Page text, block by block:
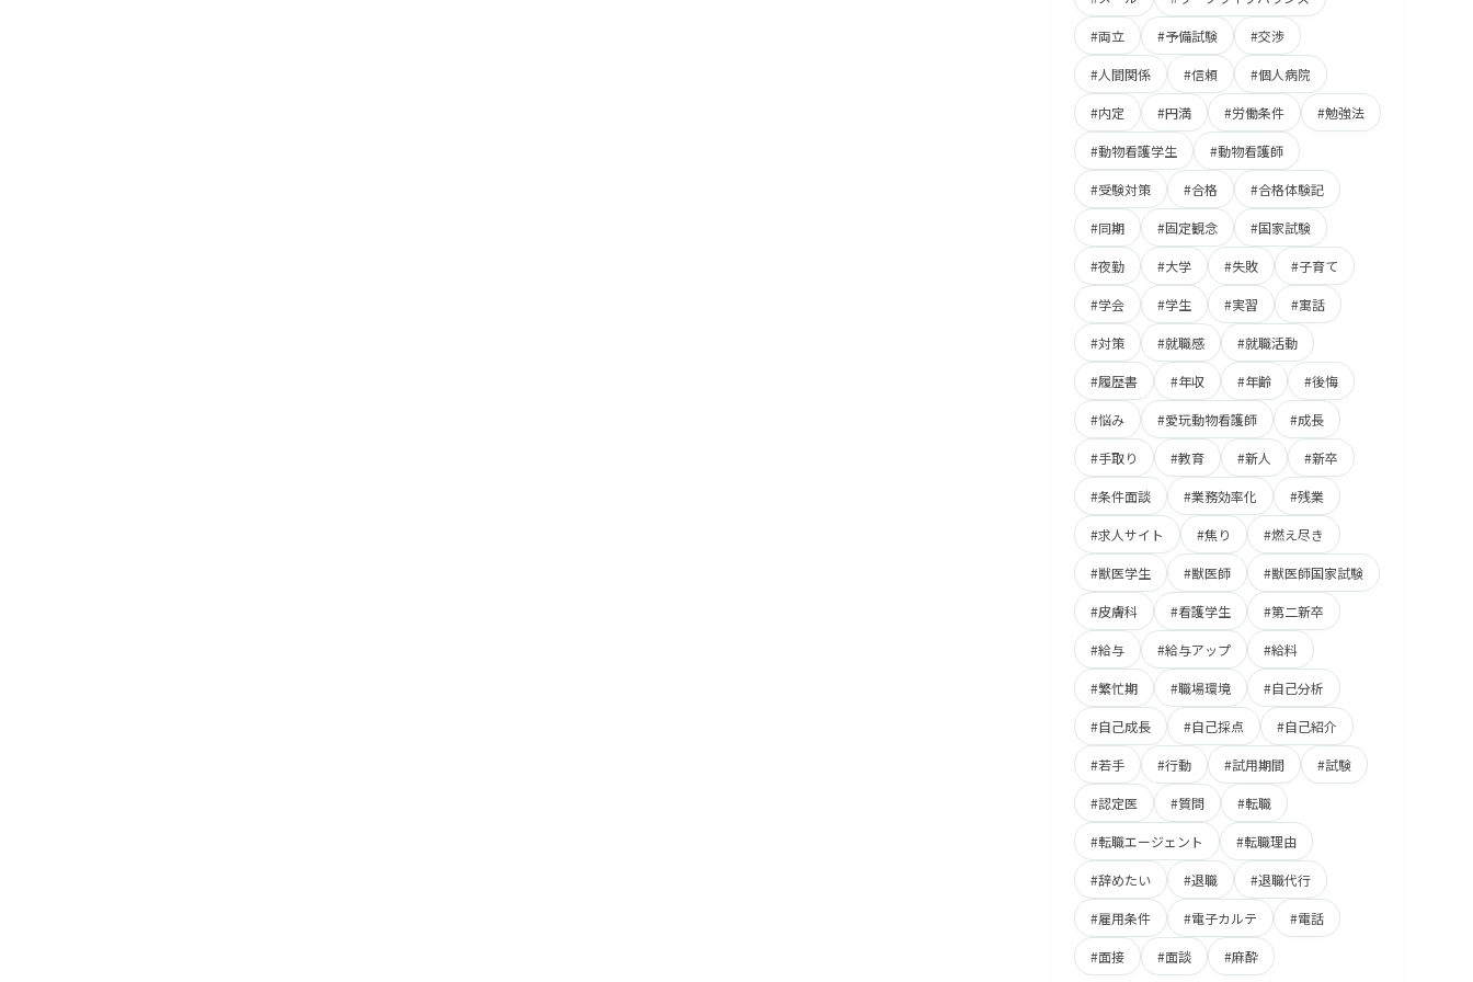
#両立 #予備試験 #交渉
#人間関係 #信頼 #個人病院
#内定 #円満 #労働条件 #勉強法
#動物看護学生 #動物看護師
#受験対策 #合格 #合格体験記
#同期 #固定観念 #国家試験
#夜勤 #大学 #失敗 #子育て
#学会 #学生 #実習 #寓話
#対策 #就職感 #就職活動
#履歴書 #年収 #年齢 #後悔
#悩み #愛玩動物看護師 #成長
#手取り #教育 #新人 #新卒
#条件面談 #業務効率化 #残業
#求人サイト #焦り #燃え尽き
#獣医学生 #獣医師 #獣医師国家試験
#皮膚科 #看護学生 #第二新卒
#給与 #給与アップ #給料
#繁忙期 #職場環境 #自己分析
#自己成長 #自己採点 #自己紹介
#若手 #行動 #試用期間 #試験
#認定医 #質問 #転職
#転職エージェント #転職理由
#辞めたい #退職 #退職代行
#雇用条件 #電子カルテ #電話
#面接 #面談 #麻酔